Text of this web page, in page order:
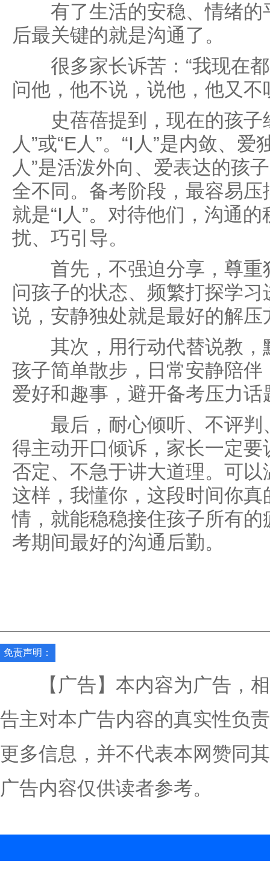
有了生活的安稳、情绪的
后最关键的就是沟通了。
很多家长诉苦：“我现在都
问他，他不说，说他，他又不
史蓓蓓提到，现在的孩子
人”或“E人”。“I人”是内敛、
人”是活泼外向、爱表达的孩
全不同。备考阶段，最容易
就是“I人”。对待他们，沟通
扰、巧引导。
首先，不强迫分享，尊重
问孩子的状态、频繁打探学
说，安静独处就是最好的解压
其次，用行动代替说教，
孩子简单散步，日常安静陪
爱好和趣事，避开备考压力话
最后，耐心倾听、不评判
得主动开口倾诉，家长一定
否定、不急于讲大道理。可以
这样，我懂你，这段时间你真
情，就能稳稳接住孩子所有
考期间最好的沟通后勤。
免责声明：
【广告】本内容为广告，相
告主对本广告内容的真实性负
更多信息，并不代表本网赞同
广告内容仅供读者参考。